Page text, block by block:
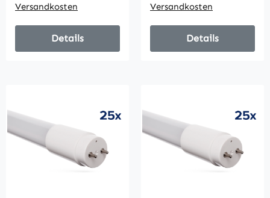
Versandkosten
Details
Versandkosten
Details